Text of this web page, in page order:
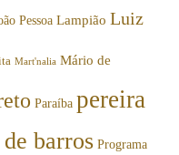
Pessoa Lampião Luiz
Mart'nalia Mário de
Paraíba pereira
barros Programa